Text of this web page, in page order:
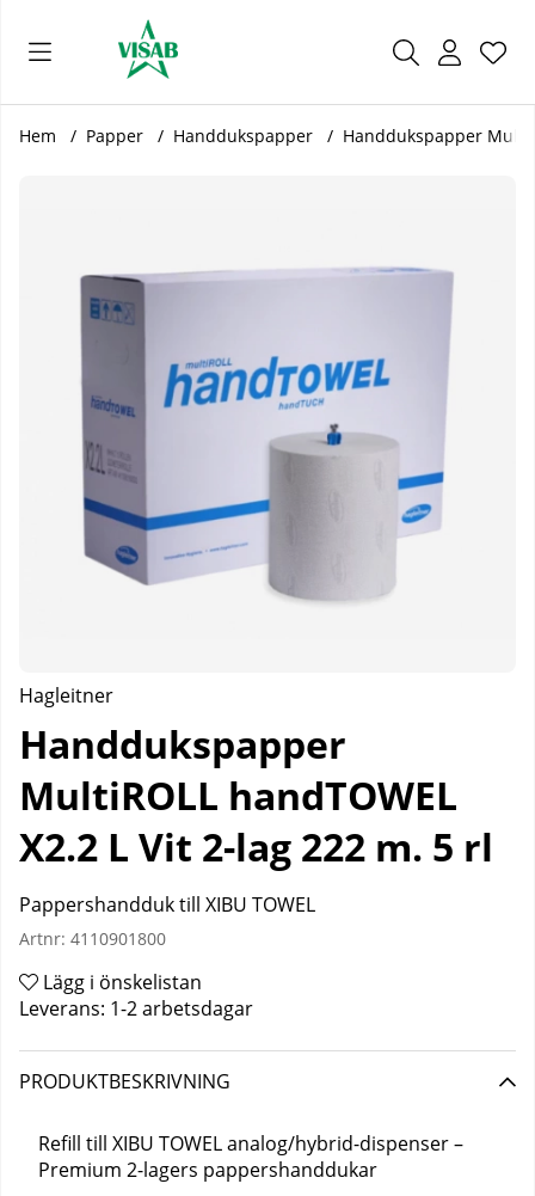
.
Hem Papper Handdukspapper Handdukspapper
Hagleitner
Handdukspapper
MultiROLL handTOWEL
X2.2 L Vit 2-lag 222 m. 5 rl
Pappershandduk till XIBU TOWEL
Artnr: 4110901800
Lägg i önskelistan
Leverans: 1-2 arbetsdagar
PRODUKTBESKRIVNING
Refill till XIBU TOWEL analog/hybrid-dispenser –
Premium 2-lagers pappershanddukar